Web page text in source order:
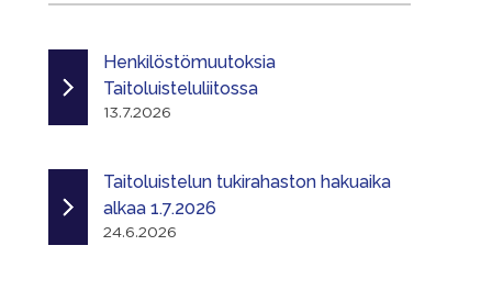
Henkilöstömuutoksia
Taitoluisteluliitossa
13.7.2026
Taitoluistelun tukirahaston hakuaika
alkaa 1.7.2026
24.6.2026